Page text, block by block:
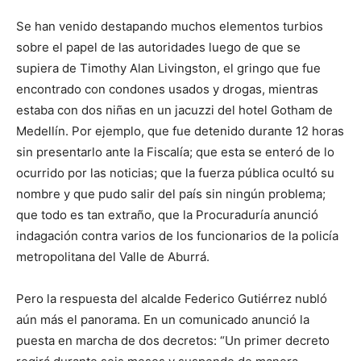
Se han venido destapando muchos elementos turbios
sobre el papel de las autoridades luego de que se
supiera de Timothy Alan Livingston, el gringo que fue
encontrado con condones usados y drogas, mientras
estaba con dos niñas en un jacuzzi del hotel Gotham de
Medellín. Por ejemplo, que fue detenido durante 12 horas
sin presentarlo ante la Fiscalía; que esta se enteró de lo
ocurrido por las noticias; que la fuerza pública ocultó su
nombre y que pudo salir del país sin ningún problema;
que todo es tan extraño, que la Procuraduría anunció
indagación contra varios de los funcionarios de la policía
metropolitana del Valle de Aburrá.
Pero la respuesta del alcalde Federico Gutiérrez nubló
aún más el panorama. En un comunicado anunció la
puesta en marcha de dos decretos: “Un primer decreto